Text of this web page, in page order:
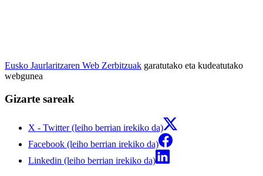
Eusko Jaurlaritzaren Web Zerbitzuak garatutako eta kudeatutako
webgunea
Gizarte sareak
X - Twitter (leiho berrian irekiko da)
Facebook (leiho berrian irekiko da)
Linkedin (leiho berrian irekiko da)